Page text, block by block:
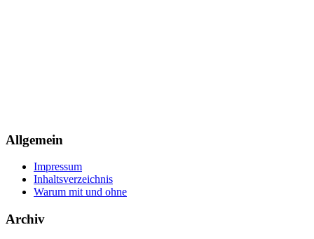
Allgemein
Impressum
Inhaltsverzeichnis
Warum mit und ohne
Archiv